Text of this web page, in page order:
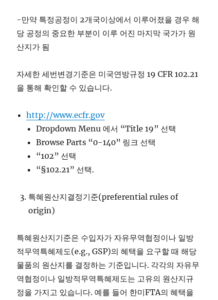
-만약 특정공정이 2개국이상에서 이루어졌을 경우 해
당 공정의 중요한 부분이 이루 어진 마지막 국가가 원
산지가 됨
자세한 세번변경기준은 미국연방규정 19 CFR 102.21
을 통해 확인할 수 있습니다.
http://www.ecfr.gov
Dropdown Menu 에서 “Title 19” 선택
Browse Parts “0-140” 링크 선택
“102” 선택
“§102.21” 선택.
특혜원산지결정기준(preferential rules of
origin)
특혜원산지기준은 수입자가 자유무역협정이나 일방
적무역특혜제도(e.g., GSP)의 혜택을 요구할 때 해당
물품의 원산지를 결정하는 기준입니다. 각각의 자유무
역협정이나 일방적무역특혜제도는 고유의 원산지규
정을 가지고 있습니다. 예를 들어 한미FTA의 혜택을